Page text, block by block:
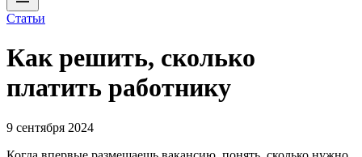
Статьи
Как решить, сколько
платить работнику
9 сентября 2024